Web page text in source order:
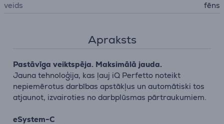
veids fēns
Apraksts
Pastāvīga veiktspēja. Maksimālā jauda.
Jauna tehnoloģija, kas ļauj iQ Perfetto noteikt
nepiemērotus darbības apstākļus un automātiski tos
atjaunot, izvairoties no darbplūsmas pārtraukumiem.
eSystem-C